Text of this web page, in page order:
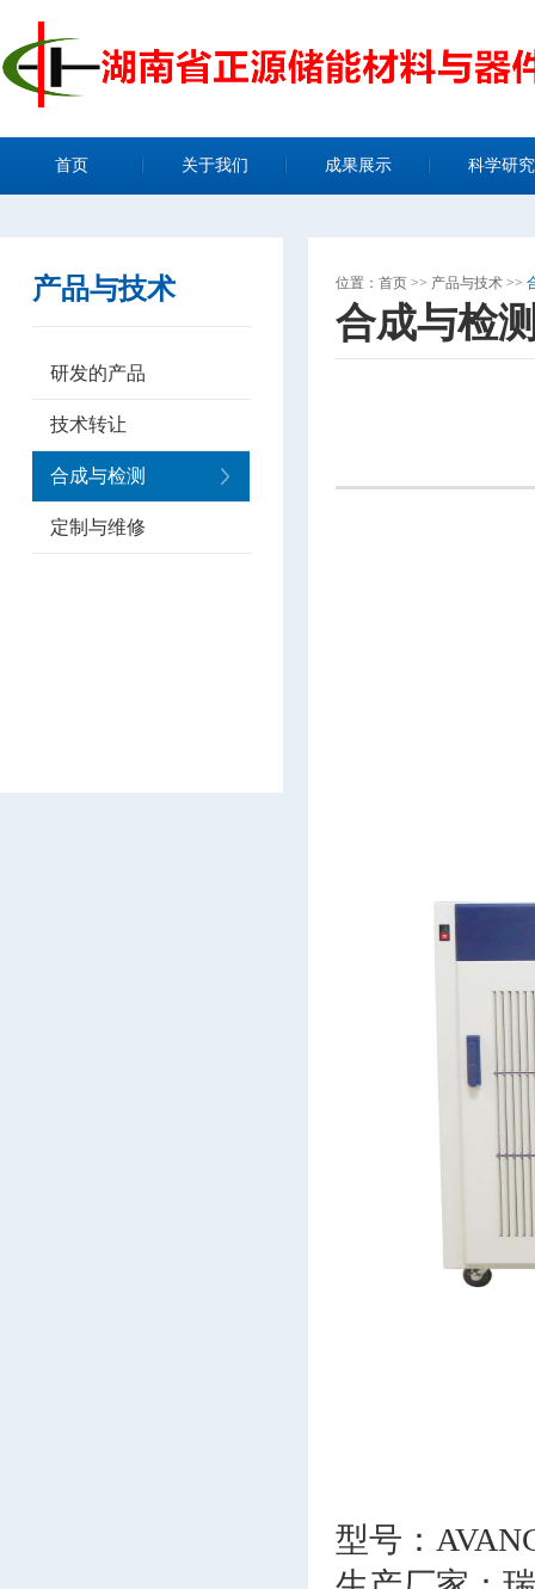
首页 关于我们 成果展示 科学研究
产品与技术
研发的产品
技术转让
合成与检测
定制与维修
位置： 首页 >> 产品与技术 >>
合成与检
型号：